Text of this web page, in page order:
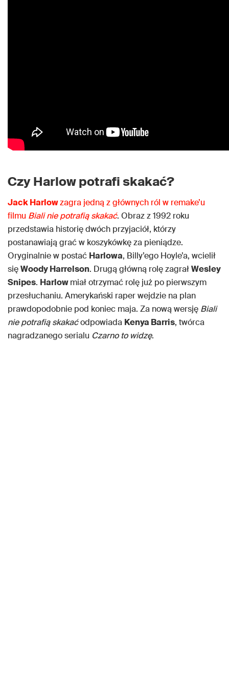
Czy Harlow potrafi skakać?
Jack Harlowzagra jedną z głównych ról w remake’u
filmu Biali nie potrafią skakać. Obraz z 1992 roku
przedstawia historię dwóch przyjaciół, którzy
postanawiają grać w koszykówkę za pieniądze.
Oryginalnie w postać Harlowa, Billy’ego Hoyle’a, wcielił
sięWoody Harrelson. Drugą główną rolę zagrałWesley
Snipes. Harlowmiał otrzymać rolę już po pierwszym
przesłuchaniu. Amerykański raper wejdzie na plan
prawdopodobnie pod koniec maja. Za nową wersję Biali
nie potrafią skakaćodpowiada Kenya Barris, twórca
nagradzanego serialu Czarno to widzę.